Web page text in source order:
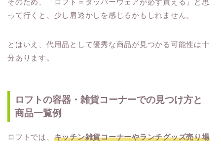
って行くと、少し肩透かしを感じるかもしれません。
とはいえ、代用品として優秀な商品が見つかる可能性は十
分あります。
ロフトの容器・雑貨コーナーでの見つけ方と
商品一覧例
ロフトでは、 キッチン雑貨コーナーやランチグッズ売り場